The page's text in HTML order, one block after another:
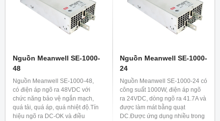
Nguồn Meanwell SE-1000-
48
Nguồn Meanwell SE-1000-48,
có điện áp ngõ ra 48VDC với
chức năng bảo vệ ngắn mạch,
quá tải, quá áp, quá nhiệt độ.Tín
hiệu ngõ ra DC-OK và điều
Nguồn Meanwell SE-1000-
24
Nguồn Meanwell SE-1000-24 có
công suất 1000W, điện áp ngõ
ra 24VDC, dòng ngõ ra 41.7A và
được làm mát bằng quạt
DC.Được ứng dụng nhiều trong